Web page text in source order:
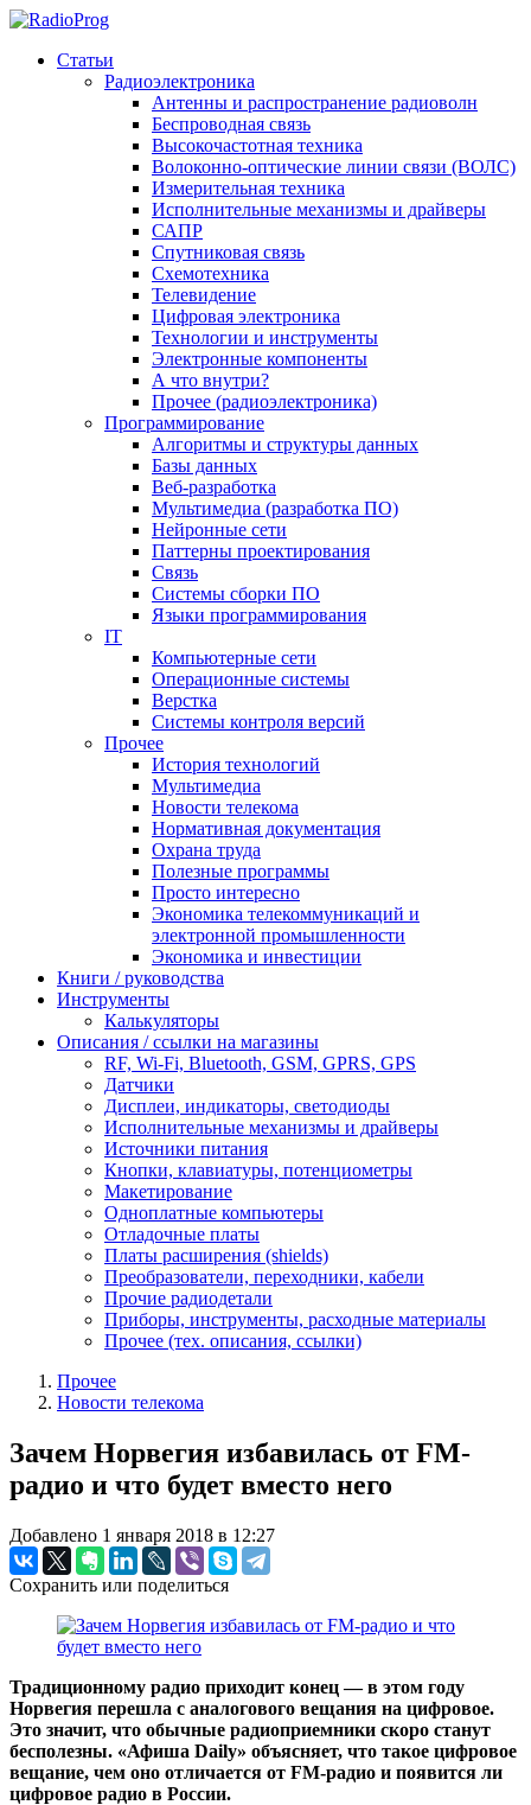
Статьи
Радиоэлектроника
Антенны и распространение радиоволн
Беспроводная связь
Высокочастотная техника
Волоконно-оптические линии связи (ВОЛС)
Измерительная техника
Исполнительные механизмы и драйверы
САПР
Спутниковая связь
Схемотехника
Телевидение
Цифровая электроника
Технологии и инструменты
Электронные компоненты
А что внутри?
Прочее (радиоэлектроника)
Программирование
Алгоритмы и структуры данных
Базы данных
Веб-разработка
Мультимедиа (разработка ПО)
Нейронные сети
Паттерны проектирования
Связь
Системы сборки ПО
Языки программирования
IT
Компьютерные сети
Операционные системы
Верстка
Системы контроля версий
Прочее
История технологий
Мультимедиа
Новости телекома
Нормативная документация
Охрана труда
Полезные программы
Просто интересно
Экономика телекоммуникаций и
электронной промышленности
Экономика и инвестиции
Книги / руководства
Инструменты
Калькуляторы
Описания / ссылки на магазины
RF, Wi-Fi, Bluetooth, GSM, GPRS, GPS
Датчики
Дисплеи, индикаторы, светодиоды
Исполнительные механизмы и драйверы
Источники питания
Кнопки, клавиатуры, потенциометры
Макетирование
Одноплатные компьютеры
Отладочные платы
Платы расширения (shields)
Преобразователи, переходники, кабели
Прочие радиодетали
Приборы, инструменты, расходные материалы
Прочее (тех. описания, ссылки)
Прочее
Новости телекома
Зачем Норвегия избавилась от FM-
радио и что будет вместо него
Добавлено 1 января 2018 в 12:27
Сохранить или поделиться
Традиционному радио приходит конец — в этом году
Норвегия перешла с аналогового вещания на цифровое.
Это значит, что обычные радиоприемники скоро станут
бесполезны. «Афиша Daily» объясняет, что такое цифровое
вещание, чем оно отличается от FM-радио и появится ли
цифровое радио в России.